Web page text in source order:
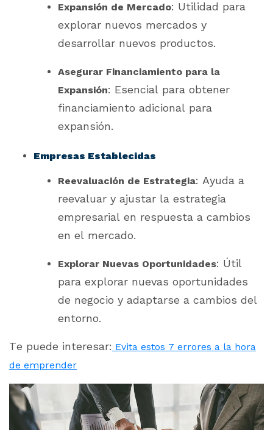
Expansión de Mercado: Utilidad para
explorar nuevos mercados y
desarrollar nuevos productos.
Asegurar Financiamiento para la
Expansión: Esencial para obtener
financiamiento adicional para
expansión.
Empresas Establecidas
Reevaluación de Estrategia: Ayuda a
reevaluar y ajustar la estrategia
empresarial en respuesta a cambios
en el mercado.
Explorar Nuevas Oportunidades: Útil
para explorar nuevas oportunidades
de negocio y adaptarse a cambios del
entorno.
Te puede interesar: Evita estos 7 errores a la hora
de emprender